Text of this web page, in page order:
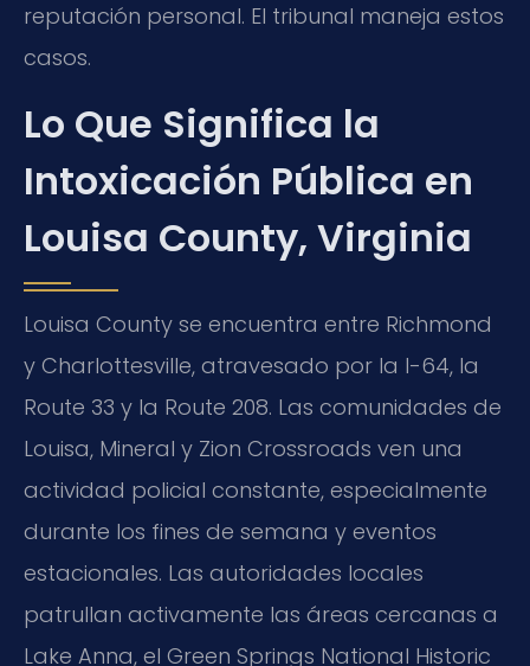
reputación personal. El tribunal maneja estos
casos.
Lo Que Significa la
Intoxicación Pública en
Louisa County, Virginia
Louisa County se encuentra entre Richmond
y Charlottesville, atravesado por la I-64, la
Route 33 y la Route 208. Las comunidades de
Louisa, Mineral y Zion Crossroads ven una
actividad policial constante, especialmente
durante los fines de semana y eventos
estacionales. Las autoridades locales
patrullan activamente las áreas cercanas a
Lake Anna, el Green Springs National Historic